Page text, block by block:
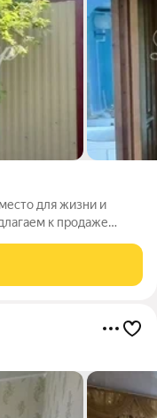
для жизни и
к продаже
10 минутах от